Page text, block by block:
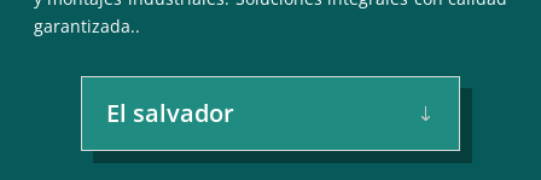
garantizada..
El salvador